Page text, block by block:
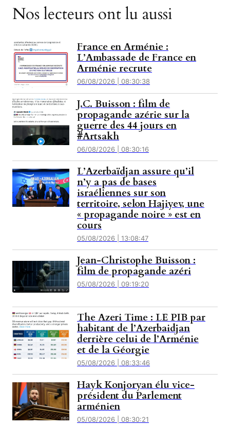
Nos lecteurs ont lu aussi
France en Arménie :
L’Ambassade de France en
Arménie recrute
06/08/2026 | 08:30:38
J.C. Buisson : film de
propagande azérie sur la
guerre des 44 jours en
#Artsakh
06/08/2026 | 08:30:16
L’Azerbaïdjan assure qu’il
n’y a pas de bases
israéliennes sur son
territoire, selon Hajiyev, une
« propagande noire » est en
cours
05/08/2026 | 13:08:47
Jean-Christophe Buisson :
film de propagande azéri
05/08/2026 | 09:19:20
The Azeri Time : LE PIB par
habitant de l’Azerbaidjan
derrière celui de l’Arménie
et de la Géorgie
05/08/2026 | 08:33:46
Hayk Konjoryan élu vice-
président du Parlement
arménien
05/08/2026 | 08:30:21